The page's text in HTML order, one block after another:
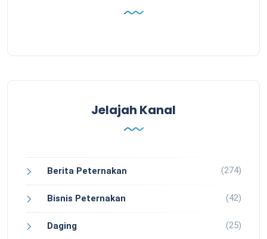
Jelajah Kanal
Berita Peternakan (274)
Bisnis Peternakan (42)
Daging (25)